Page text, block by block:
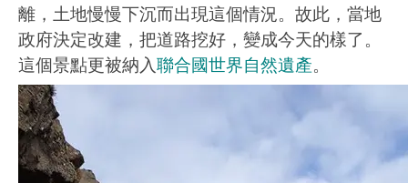
離，土地慢慢下沉而出現這個情況。故此，當地
政府決定改建，把道路挖好，變成今天的樣了。
這個景點更被納入聯合國世界自然遺產。